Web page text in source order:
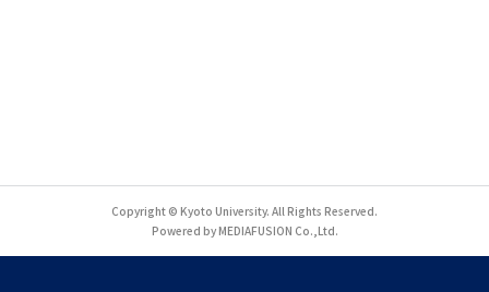
Copyright © Kyoto University. All Rights Reserved.
Powered by MEDIAFUSION Co.,Ltd.